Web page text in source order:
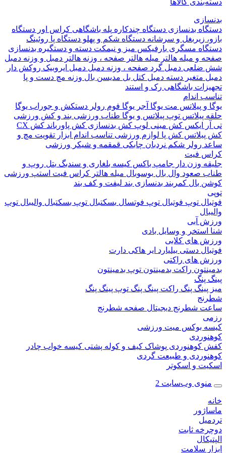
کالاها
بدنسازیدستگاه چندکارهپله باشگاهیکراس اوردستگاه
زیربغل و سرشانه دستگاه شکم و پهلودستگاه پاروئینگ
مسگریبارفیکسمیز و نیمکتدسته و دستگیره بدنسازی
و میله هالتر میله هالتر صفحه ، وزنه هالتر دمبل و وزنه دمبل
دمبل گرد صفحه ، وزنه دمبل دمبل ایروبیک روکش دار
متغیردسته دمبل کتل بلمدیسن بالوزنه مچ دست و پا
باشگاهیرک و استند
اندام
و پیلاتسمت یوگاآجر یوگا فوم رولر دستکش و جوراب یوگا
پیلاتستوپ پیلاتس و یوگاطناب ورزشی بند و کش ورزشی
ایکس کش مینی لوپ کش بدنسازیکش پاورباندکش CX
کش پالوازم ورزشی تناسب اندام ابزار تقویت مچ و
رولر شکم نردبان چابکیقمقمه و شیکر ورزشی
فیت
وزن دارجامپ باکسکیسه بلغاری و سندبگبتل روپ و
صعودوال بال بوسوبالمیله هالتر کراس فیت استپ ورزشی
بالکمربند بدنسازیبند لیفت و کف بند
توپ فوتبالتوپ فوتسالبسکتبالتوپ بسکتبالوالیبال توپ
آبی
و وسایل بادی
های کلابی
دستیبیلیاردایر هاکیدارت
های راکتی
راکت بدمینتونتوپ بدمینتون
پنگ
پنگراکت پینگ پنگتوپ پینگ پنگ
شطرنج دیجیتالصفحه شطرنج
بوکسمیت ورزشی
کوهنوردیپوشاککیف و کوله پشتیکیسه خوابچادر
و طبیعت گردی
و اسکوتر
وب‌سایت 2
ثابت
سلامت